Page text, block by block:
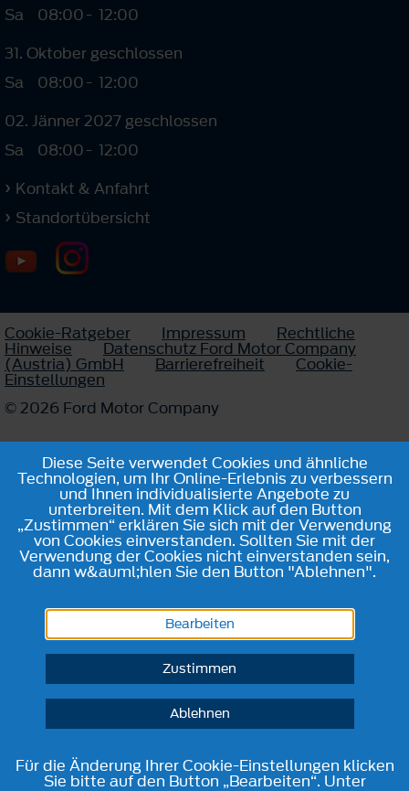
Sa
08:00- 12:00
31. Oktober geschlossen
Sa
08:00- 12:00
02. Jänner 2027 geschlossen
Sa
08:00- 12:00
Kontakt & Anfahrt
Standortübersicht
Cookie-Ratgeber Impressum Rechtliche
Hinweise Datenschutz Ford Motor Company
(Austria) GmbH Barrierefreiheit Cookie-
Einstellungen
© 2026 Ford Motor Company
Diese Seite verwendet Cookies und ähnliche
Technologien, um Ihr Online-Erlebnis zu verbessern
und Ihnen individualisierte Angebote zu
unterbreiten. Mit dem Klick auf den Button
„Zustimmen“ erklären Sie sich mit der Verwendung
von Cookies einverstanden. Sollten Sie mit der
Verwendung der Cookies nicht einverstanden sein,
dann w&auml;hlen Sie den Button "Ablehnen".
Bearbeiten
Zustimmen
Ablehnen
Für die Änderung Ihrer Cookie-Einstellungen klicken
Sie bitte auf den Button „Bearbeiten“. Unter